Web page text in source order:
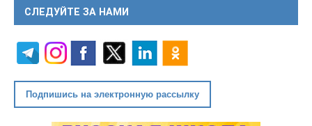
СЛЕДУЙТЕ ЗА НАМИ
Подпишись на электронную рассылку